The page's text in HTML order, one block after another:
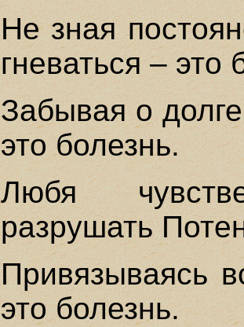
Не зная
гневаться – это
Забывая о
это болезнь.
Любя
разрушать
Привязываясь
это болезнь.